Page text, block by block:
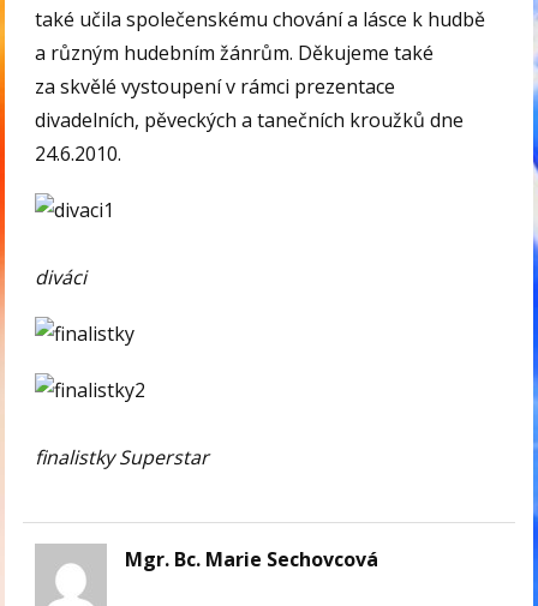
také učila společenskému chování a lásce k hudbě
a různým hudebním žánrům. Děkujeme také
za skvělé vystoupení v rámci prezentace
divadelních, pěveckých a tanečních kroužků dne
24.6.2010.
diváci
finalistky Superstar
Mgr. Bc. Marie Sechovcová